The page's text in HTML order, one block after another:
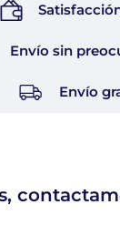
Envío sin
Envío